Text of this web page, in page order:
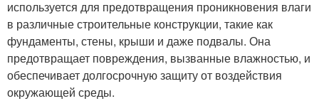
используется для предотвращения проникновения влаги
в различные строительные конструкции, такие как
фундаменты, стены, крыши и даже подвалы. Она
предотвращает повреждения, вызванные влажностью, и
обеспечивает долгосрочную защиту от воздействия
окружающей среды.